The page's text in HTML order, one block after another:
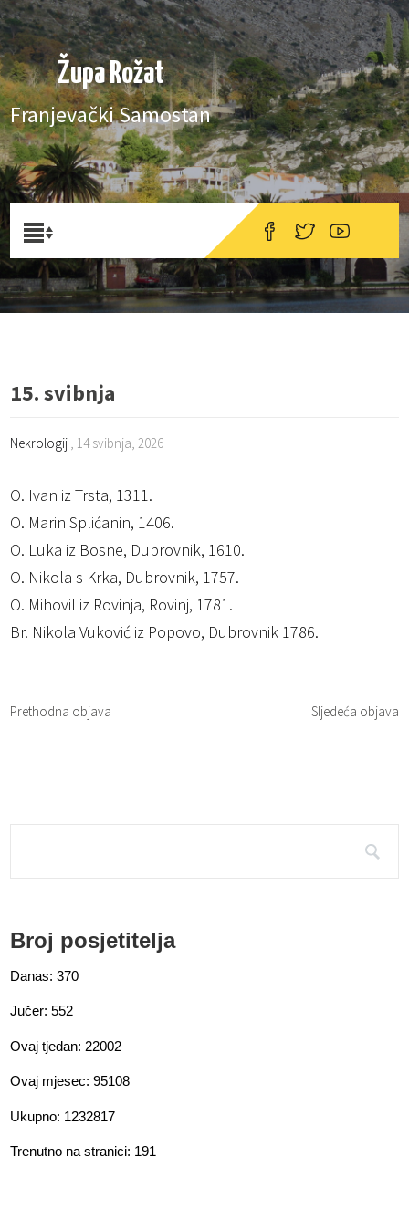
Župa Rožat
Franjevački Samostan
15. svibnja
Nekrologij , 14 svibnja, 2026
O. Ivan iz Trsta, 1311.
O. Marin Splićanin, 1406.
O. Luka iz Bosne, Dubrovnik, 1610.
O. Nikola s Krka, Dubrovnik, 1757.
O. Mihovil iz Rovinja, Rovinj, 1781.
Br. Nikola Vuković iz Popovo, Dubrovnik 1786.
Prethodna objava Sljedeća objava
Broj posjetitelja
Danas: 370
Jučer: 552
Ovaj tjedan: 22002
Ovaj mjesec: 95108
Ukupno: 1232817
Trenutno na stranici: 191